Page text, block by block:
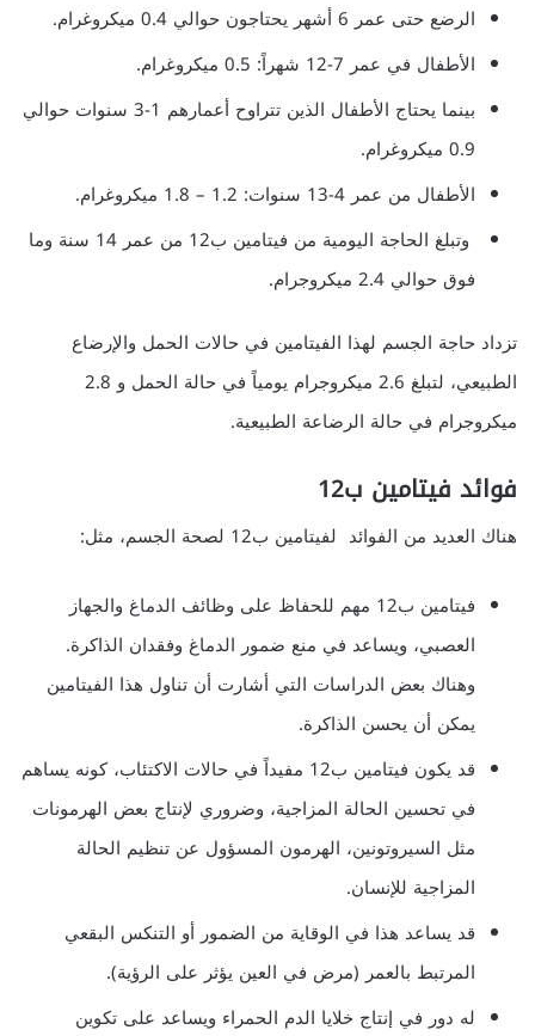
الرضع حتى عمر 6 أشهر يحتاجون حوالي 0.4 ميكروغرام.
الأطفال في عمر 7-12 شهراً: 0.5 ميكروغرام.
بينما يحتاج الأطفال الذين تتراوح أعمارهم 1-3 سنوات حوالي
0.9 ميكروغرام.
الأطفال من عمر 4-13 سنوات: 1.2 – 1.8 ميكروغرام.
وتبلغ الحاجة اليومية من فيتامين ب12 من عمر 14 سنة وما
فوق حوالي 2.4 ميكروجرام.
تزداد حاجة الجسم لهذا الفيتامين في حالات الحمل والإرضاع
الطبيعي، لتبلغ 2.6 ميكروجرام يومياً في حالة الحمل و 2.8
ميكروجرام في حالة الرضاعة الطبيعية.
فوائد فيتامين ب12
هناك العديد من الفوائد لفيتامين ب12 لصحة الجسم، مثل:
فيتامين ب12 مهم للحفاظ على وظائف الدماغ والجهاز
العصبي، ويساعد في منع ضمور الدماغ وفقدان الذاكرة.
وهناك بعض الدراسات التي أشارت أن تناول هذا الفيتامين
يمكن أن يحسن الذاكرة.
قد يكون فيتامين ب12 مفيداً في حالات الاكتئاب، كونه يساهم
في تحسين الحالة المزاجية، وضروري لإنتاج بعض الهرمونات
مثل السيروتونين، الهرمون المسؤول عن تنظيم الحالة
المزاجية للإنسان.
قد يساعد هذا في الوقاية من الضمور أو التنكس البقعي
المرتبط بالعمر (مرض في العين يؤثر على الرؤية).
له دور في إنتاج خلايا الدم الحمراء ويساعد على تكوين